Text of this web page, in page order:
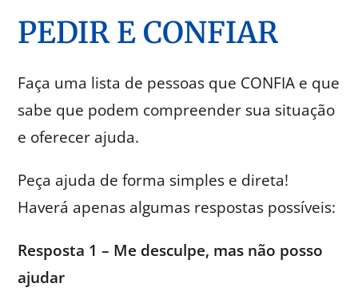
PEDIR E CONFIAR
Faça uma lista de pessoas que CONFIA e que
sabe que podem compreender sua situação
e oferecer ajuda.
Peça ajuda de forma simples e direta!
Haverá apenas algumas respostas possíveis:
Resposta 1 – Me desculpe, mas não posso
ajudar